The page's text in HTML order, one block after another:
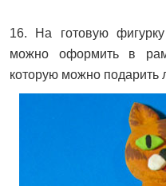
16. На готовую
можно оформить в
которую можно